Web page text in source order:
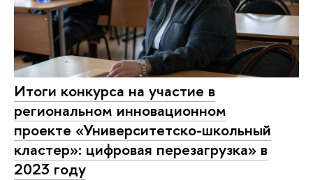
Итоги конкурса на участие в
региональном инновационном
проекте «Университетско-школьный
кластер»: цифровая перезагрузка» в
2023 году